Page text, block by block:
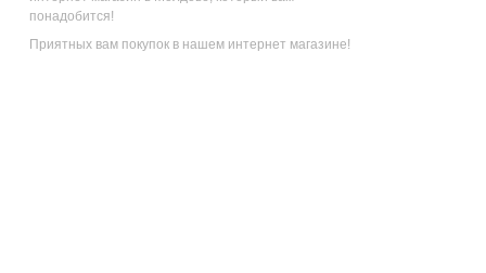
понадобится!
Приятных вам покупок в нашем интернет магазине!